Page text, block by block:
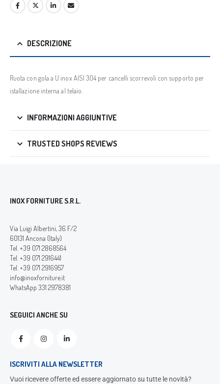
DESCRIZIONE
Ruota con gola a U inox AISI 304 per cancelli scorrevoli con supporto per
istallazione interna al telaio.
INFORMAZIONI AGGIUNTIVE
TRUSTED SHOPS REVIEWS
INOX FORNITURE S.R.L.
Via Luigi Albertini, 36 F/2
60131 Ancona (Italy)
Tel. +39 071 2868564
Tel. +39 071 2916441
Tel. +39 071 2916957
info@inoxforniture.it
WhatsApp 331 2978381
SEGUICI ANCHE SU
ISCRIVITI ALLA NEWSLETTER
Vuoi ricevere offerte ed essere aggiornato su tutte le novità?